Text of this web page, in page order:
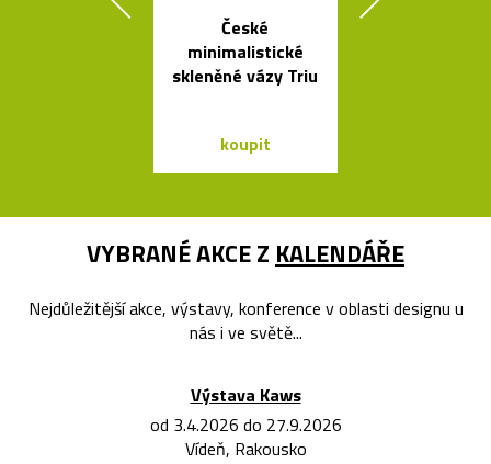
České
minimalistické
skleněné vázy Triu
koupit
VYBRANÉ AKCE Z KALENDÁŘE
Nejdůležitější akce, výstavy, konference v oblasti designu u
nás i ve světě...
Výstava Kaws
od 3.4.2026 do 27.9.2026
Vídeň, Rakousko